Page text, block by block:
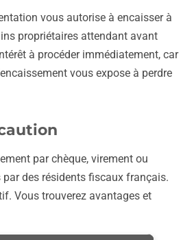
vous autorise à encaisser à
propriétaires attendant avant
à procéder immédiatement, car
vous expose à perdre
par chèque, virement ou
par des résidents fiscaux français.
Vous trouverez avantages et